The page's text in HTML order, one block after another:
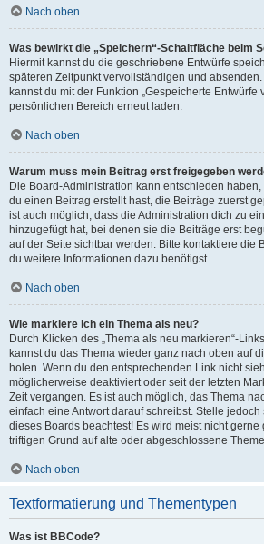
Nach oben
Was bewirkt die „Speichern“-Schaltfläche beim
Hiermit kannst du die geschriebene Entwürfe
späteren Zeitpunkt vervollständigen und
kannst du mit der Funktion „Gespeicherte Entwürfe
persönlichen Bereich erneut laden.
Nach oben
Warum muss mein Beitrag erst freigegeben
Die Board-Administration kann entschieden
du einen Beitrag erstellt hast, die Beiträge zuerst
ist auch möglich, dass die Administration dich zu
hinzugefügt hat, bei denen sie die Beiträge erst
auf der Seite sichtbar werden. Bitte kontaktiere die
du weitere Informationen dazu benötigst.
Nach oben
Wie markiere ich ein Thema als neu?
Durch Klicken des „Thema als neu markieren“-
kannst du das Thema wieder ganz nach oben auf
holen. Wenn du den entsprechenden Link nicht
möglicherweise deaktiviert oder seit der letzten
Zeit vergangen. Es ist auch möglich, das Thema
einfach eine Antwort darauf schreibst. Stelle
dieses Boards beachtest! Es wird meist nicht
triftigen Grund auf alte oder abgeschlossene
Nach oben
Textformatierung und Thementypen
Was ist BBCode?